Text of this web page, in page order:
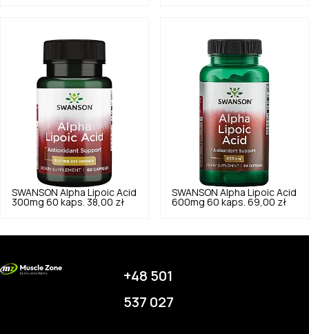
SWANSON Alpha Lipoic Acid
300mg 60 kaps. 38,00 zł
SWANSON Alpha Lipoic Acid
600mg 60 kaps. 69,00 zł
+48 501
537 027